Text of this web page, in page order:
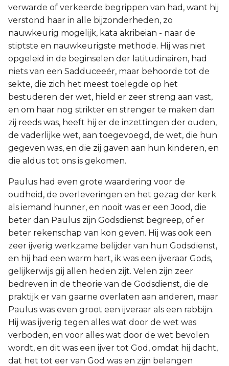
verwarde of verkeerde begrippen van had, want hij
verstond haar in alle bijzonderheden, zo
nauwkeurig mogelijk, kata akribeian - naar de
stiptste en nauwkeurigste methode. Hij was niet
opgeleid in de beginselen der latitudinairen, had
niets van een Sadduceeër, maar behoorde tot de
sekte, die zich het meest toelegde op het
bestuderen der wet, hield er zeer streng aan vast,
en om haar nog strikter en strenger te maken dan
zij reeds was, heeft hij er de inzettingen der ouden,
de vaderlijke wet, aan toegevoegd, de wet, die hun
gegeven was, en die zij gaven aan hun kinderen, en
die aldus tot ons is gekomen.
Paulus had even grote waardering voor de
oudheid, de overleveringen en het gezag der kerk
als iemand hunner, en nooit was er een Jood, die
beter dan Paulus zijn Godsdienst begreep, of er
beter rekenschap van kon geven. Hij was ook een
zeer ijverig werkzame belijder van hun Godsdienst,
en hij had een warm hart, ik was een ijveraar Gods,
gelijkerwijs gij allen heden zijt. Velen zijn zeer
bedreven in de theorie van de Godsdienst, die de
praktijk er van gaarne overlaten aan anderen, maar
Paulus was even groot een ijveraar als een rabbijn.
Hij was ijverig tegen alles wat door de wet was
verboden, en voor alles wat door de wet bevolen
wordt, en dit was een ijver tot God, omdat hij dacht,
dat het tot eer van God was en zijn belangen